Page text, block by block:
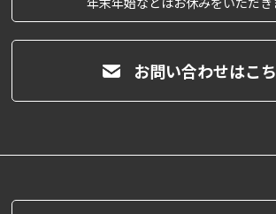
お問い合わせはこ